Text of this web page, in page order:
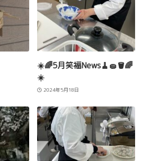
☀️🌈5月笑福News🧹🧽🪣🌈
☀️
2024年5月18日